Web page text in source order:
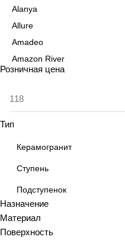
Alanya
Allure
Amadeo
Amazon River
Amber Agate
Antiquewood
Arena
Argentina
Armani marble
Art
Розничная цена
Тип
Керамогранит
Ступень
Подступенок
Назначение
Материал
Поверхность